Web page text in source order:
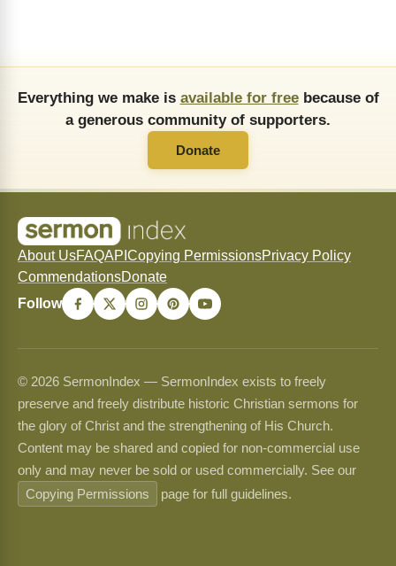
Everything we make is available for freebecause of
a generous community of supporters.
Donate
About UsFAQAPI Copying PermissionsPrivacy Policy
CommendationsDonate
Follow
© 2026 SermonIndex — SermonIndex exists to freely
preserve and freely distribute historic Christian sermons for
the glory of Christ and the strengthening of His Church.
Content may be shared and copied for non-commercial use
only and may never be sold or used commercially. See our
Copying Permissions
page for full guidelines.